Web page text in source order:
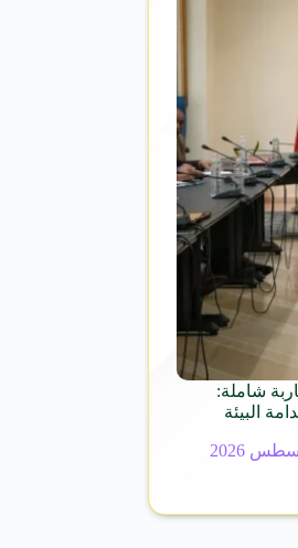
شاملة:
البيئة